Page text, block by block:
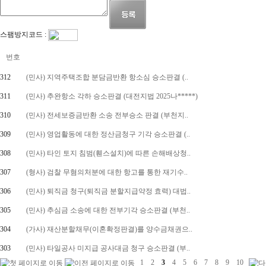
스팸방지코드 :
번호
312 (민사) 지역주택조합 분담금반환 항소심 승소판결 (..
311 (민사) 추완항소 각하 승소판결 (대전지법 2025나*****)
310 (민사) 전세보증금반환 소송 전부승소 판결 (부천지..
309 (민사) 영업활동에 대한 정산금청구 기각 승소판결 (..
308 (민사) 타인 토지 침범(휀스설치)에 따른 손해배상청..
307 (형사) 검찰 무혐의처분에 대한 항고를 통한 재기수..
306 (민사) 퇴직금 청구(퇴직금 분할지급약정 효력) 대법..
305 (민사) 추심금 소송에 대한 전부기각 승소판결 (부천..
304 (가사) 재산분할채무(이혼확정판결)를 양수금채권으..
303
(민사) 타일공사 미지급 공사대금 청구 승소판결 (부..
1
2 3 4 5 6 7 8 9 10